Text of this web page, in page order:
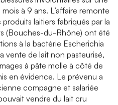
à 9 ans. L’affaire remonte
laitiers fabriqués par la
(Bouches-du-Rhône) ont été
à la bactérie Escherichia
vente de lait non pasteurisé,
à pâte molle à côté de
en évidence. Le prévenu a
compagne et salariée
vendre du lait cru